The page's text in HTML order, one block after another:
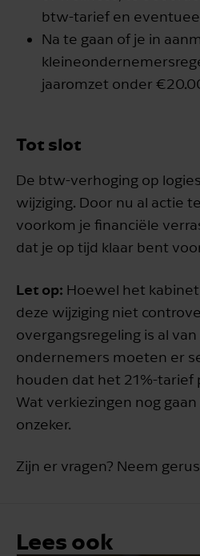
btw-tarief en
Na te gaan of je in
jaaromzet onder
Tot slot
De btw-verhoging op
wijziging. Door nu al actie
voorkom je financiële
dat je op tijd klaar bent
Let op: Hoewel het
deze wijziging niet
overgangsregeling is al
ondernemers moeten er
houden dat het 21%-tarief
Wat verkiezingen nog
onzeker.
Zijn er vragen? Neem
Lees ook